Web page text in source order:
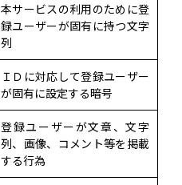
本サービスの利用のために登
録ユーザーが固有に持つ文字
列
ＩＤに対応して登録ユーザー
が固有に設定する暗号
登録ユーザーが文章、文字
列、画像、コメント等を掲載
する行為